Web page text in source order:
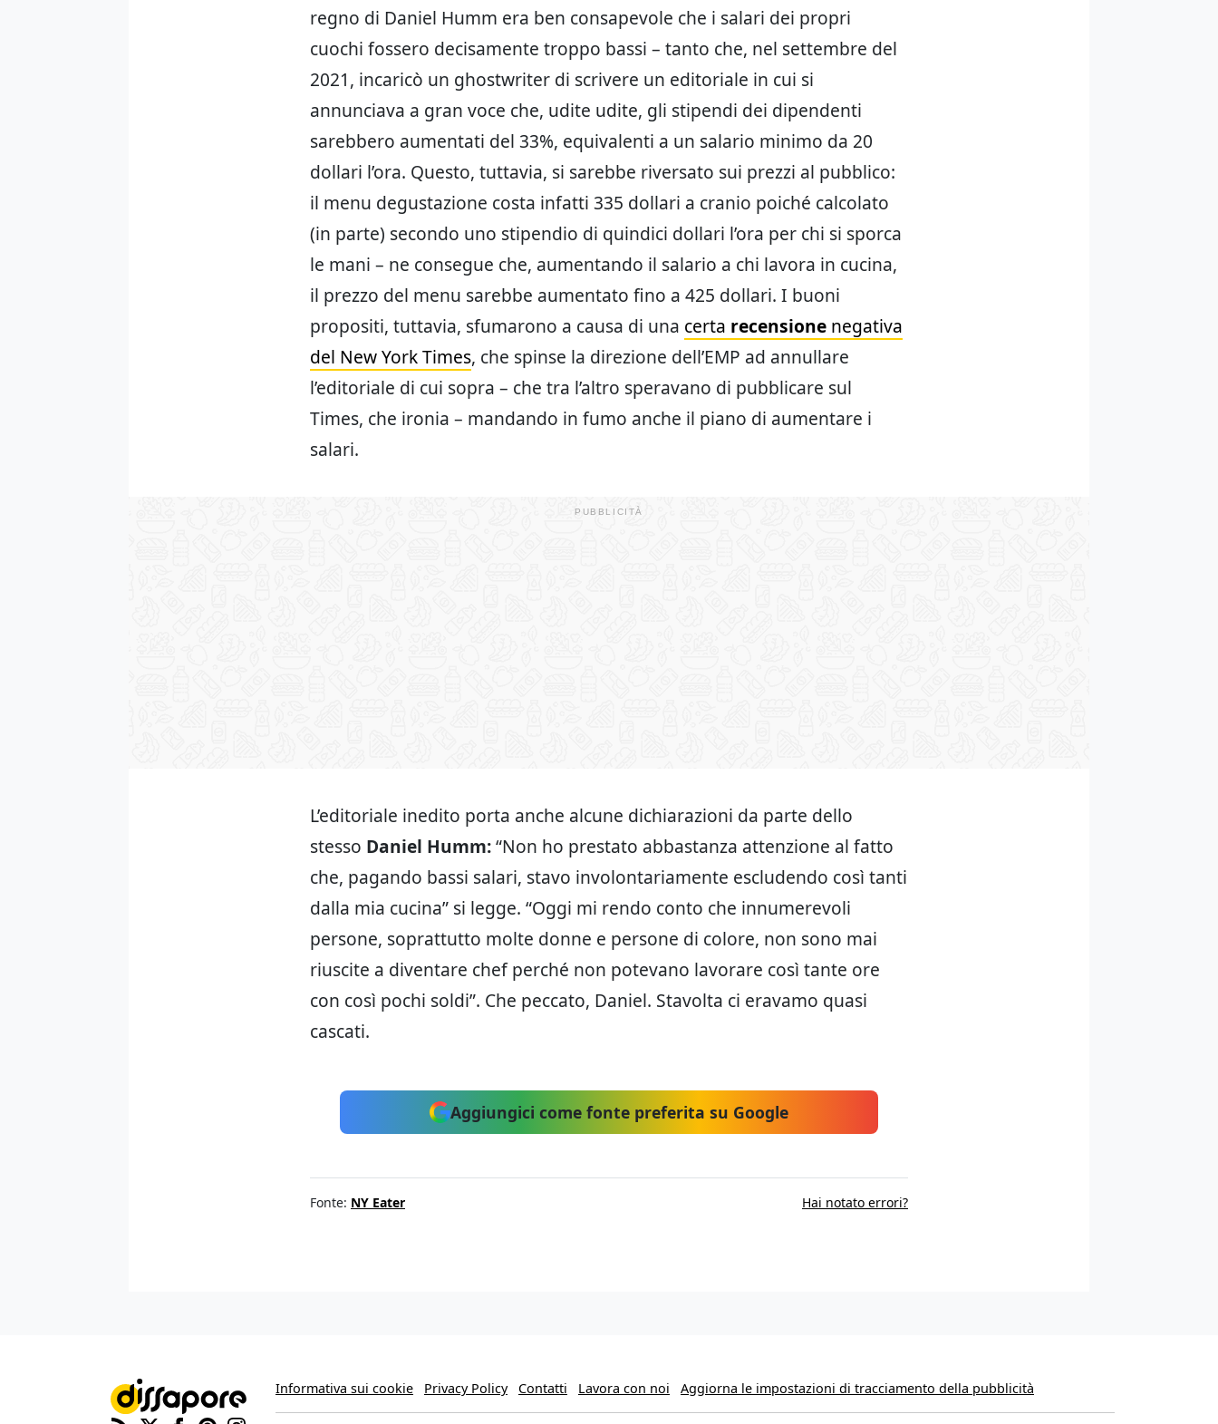
regno di Daniel Humm era ben consapevole che i salari dei propri
cuochi fossero decisamente troppo bassi – tanto che, nel settembre del
2021, incaricò un ghostwriter di scrivere un editoriale in cui si
annunciava a gran voce che, udite udite, gli stipendi dei dipendenti
sarebbero aumentati del 33%, equivalenti a un salario minimo da 20
dollari l’ora. Questo, tuttavia, si sarebbe riversato sui prezzi al pubblico:
il menu degustazione costa infatti 335 dollari a cranio poiché calcolato
(in parte) secondo uno stipendio di quindici dollari l’ora per chi si sporca
le mani – ne consegue che, aumentando il salario a chi lavora in cucina,
il prezzo del menu sarebbe aumentato fino a 425 dollari. I buoni
propositi, tuttavia, sfumarono a causa di una certa recensione negativa
del New York Times, che spinse la direzione dell’EMP ad annullare
l’editoriale di cui sopra – che tra l’altro speravano di pubblicare sul
Times, che ironia – mandando in fumo anche il piano di aumentare i
salari.
L’editoriale inedito porta anche alcune dichiarazioni da parte dello
stesso Daniel Humm:“Non ho prestato abbastanza attenzione al fatto
che, pagando bassi salari, stavo involontariamente escludendo così tanti
dalla mia cucina” si legge. “Oggi mi rendo conto che innumerevoli
persone, soprattutto molte donne e persone di colore, non sono mai
riuscite a diventare chef perché non potevano lavorare così tante ore
con così pochi soldi”. Che peccato, Daniel. Stavolta ci eravamo quasi
cascati.
Aggiungici come fonte preferita su Google
Fonte: NY Eater Hai notato errori?
Informativa sui cookie Privacy Policy Contatti Lavora con noi Aggiorna le impostazioni di tracciamento della pubblicità